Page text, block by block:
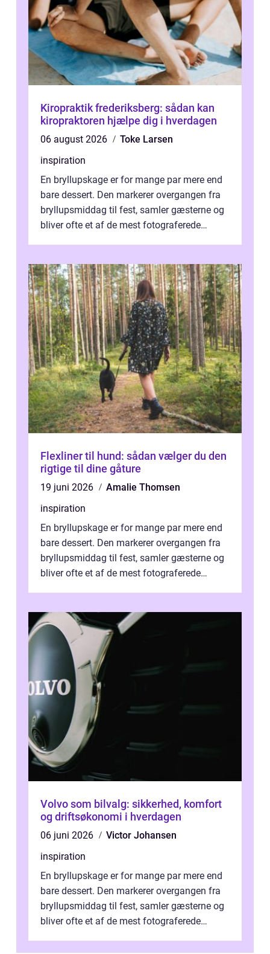
Kiropraktik frederiksberg: sådan kan
kiropraktoren hjælpe dig i hverdagen
06 august 2026
Toke Larsen
inspiration
En bryllupskage er for mange par mere end
bare dessert. Den markerer overgangen fra
bryllupsmiddag til fest, samler gæsterne og
bliver ofte et af de mest fotograferede
Flexliner til hund: sådan vælger du den
rigtige til dine gåture
19 juni 2026
Amalie Thomsen
inspiration
En bryllupskage er for mange par mere end
bare dessert. Den markerer overgangen fra
bryllupsmiddag til fest, samler gæsterne og
bliver ofte et af de mest fotograferede
Volvo som bilvalg: sikkerhed, komfort
og driftsøkonomi i hverdagen
06 juni 2026
Victor Johansen
inspiration
En bryllupskage er for mange par mere end
bare dessert. Den markerer overgangen fra
bryllupsmiddag til fest, samler gæsterne og
bliver ofte et af de mest fotograferede